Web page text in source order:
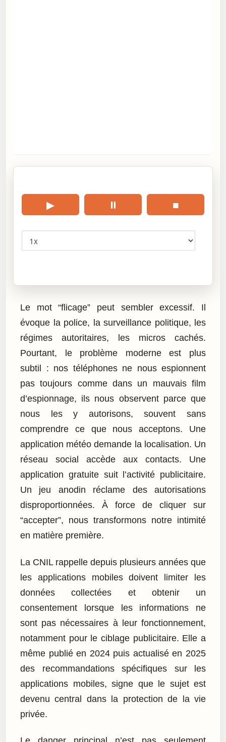
▶ ⏸ ■
Le mot “flicage” peut sembler excessif. Il
évoque la police, la surveillance politique, les
régimes autoritaires, les micros cachés.
Pourtant, le problème moderne est plus
subtil : nos téléphones ne nous espionnent
pas toujours comme dans un mauvais film
d’espionnage, ils nous observent parce que
nous les y autorisons, souvent sans
comprendre ce que nous acceptons. Une
application météo demande la localisation. Un
réseau social accède aux contacts. Une
application gratuite suit l’activité publicitaire.
Un jeu anodin réclame des autorisations
disproportionnées. À force de cliquer sur
“accepter”, nous transformons notre intimité
en matière première.
La CNIL rappelle depuis plusieurs années que
les applications mobiles doivent limiter les
données collectées et obtenir un
consentement lorsque les informations ne
sont pas nécessaires à leur fonctionnement,
notamment pour le ciblage publicitaire. Elle a
même publié en 2024 puis actualisé en 2025
des recommandations spécifiques sur les
applications mobiles, signe que le sujet est
devenu central dans la protection de la vie
privée.